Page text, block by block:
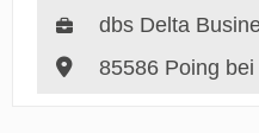
dbs Delta
85586 Poing